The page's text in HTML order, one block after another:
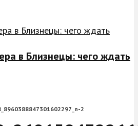
в Близнецы: чего ждать
2